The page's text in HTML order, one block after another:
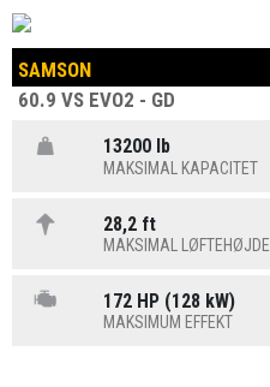
SAMSON
60.9 VS EVO2 - GD
13200 lb
MAKSIMAL KAPACITET
28,2 ft
MAKSIMAL LØFTEHØJDE
172 HP (128 kW)
MAKSIMUM EFFEKT